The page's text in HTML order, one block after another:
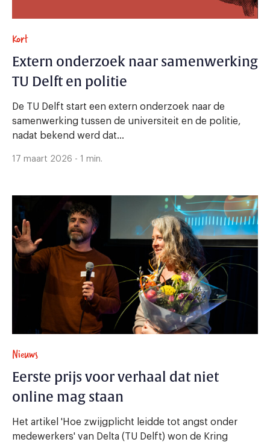
Kort
Extern onderzoek naar samenwerking
TU Delft en politie
De TU Delft start een extern onderzoek naar de
samenwerking tussen de universiteit en de politie,
nadat bekend werd dat...
17 maart 2026 - 1 min.
Nieuws
Eerste prijs voor verhaal dat niet
online mag staan
Het artikel 'Hoe zwijgplicht leidde tot angst onder
medewerkers' van Delta (TU Delft) won de Kring